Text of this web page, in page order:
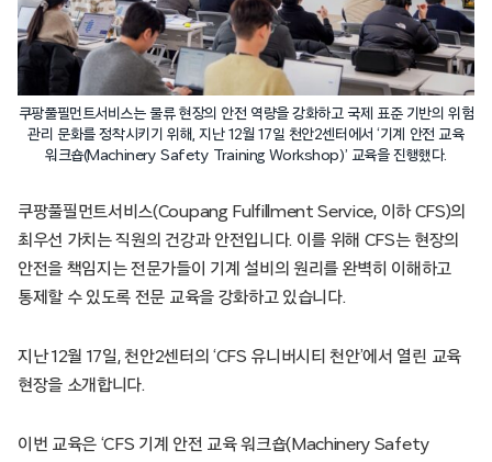
쿠팡풀필먼트서비스는 물류 현장의 안전 역량을 강화하고 국제 표준 기반의 위험
관리 문화를 정착시키기 위해, 지난 12월 17일 천안2센터에서 ‘기계 안전 교육
워크숍(Machinery Safety Training Workshop)’ 교육을 진행했다.
쿠팡풀필먼트서비스(Coupang Fulfillment Service, 이하 CFS)의
최우선 가치는 직원의 건강과 안전입니다. 이를 위해 CFS는 현장의
안전을 책임지는 전문가들이 기계 설비의 원리를 완벽히 이해하고
통제할 수 있도록 전문 교육을 강화하고 있습니다.
지난 12월 17일, 천안2센터의 ‘CFS 유니버시티 천안’에서 열린 교육
현장을 소개합니다.
이번 교육은 ‘CFS 기계 안전 교육 워크숍(Machinery Safety